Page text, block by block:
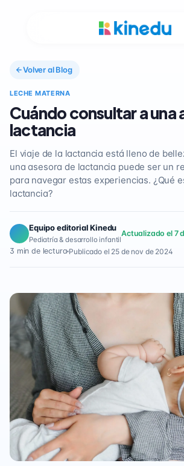
Volver al Blog
LECHE MATERNA
Cuándo consultar a una
lactancia
El viaje de la lactancia está lleno de
una asesora de lactancia puede ser un
para navegar estas experiencias. ¿Qué
lactancia?
Equipo editorial Kinedu
Pediatría & desarrollo infantil
Actualizado el 7
3 min de lectura Publicado el 25 de nov de 2024